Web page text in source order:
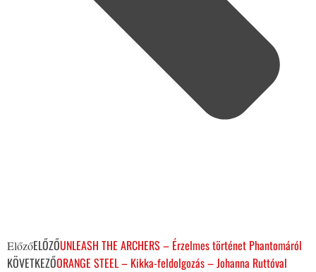
ElőzőELŐZŐUNLEASH THE ARCHERS – Érzelmes történet Phantomáról
KÖVETKEZŐORANGE STEEL – Kikka-feldolgozás – Johanna Ruttóval